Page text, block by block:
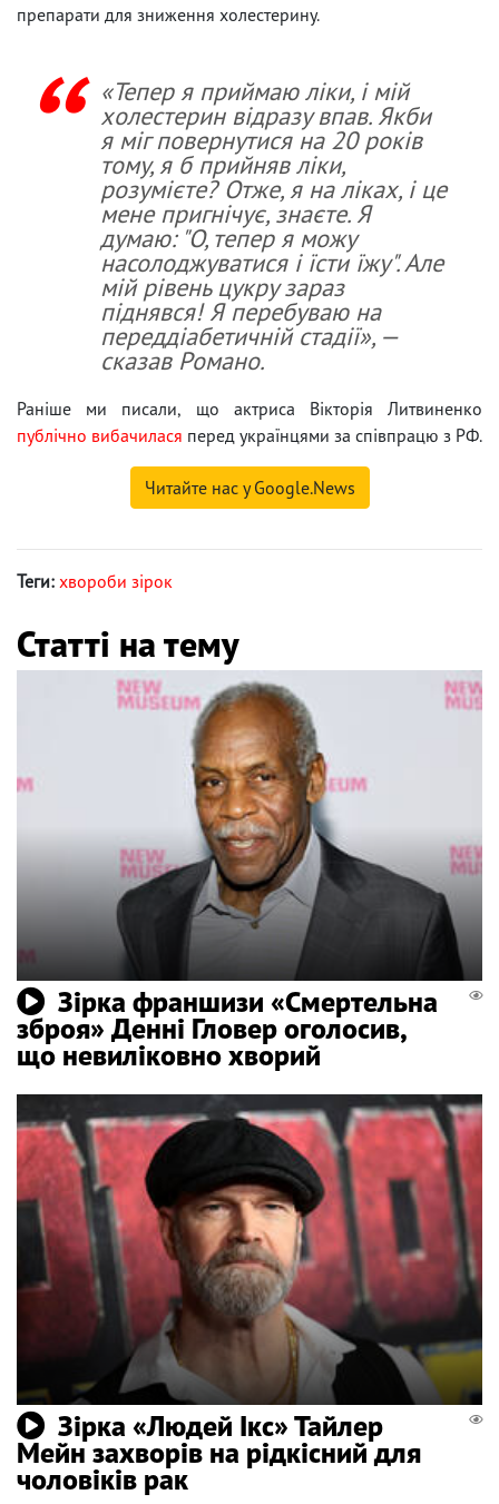
препарати для зниження холестерину.
«Тепер я приймаю ліки, і мій
холестерин відразу впав. Якби
я міг повернутися на 20 років
тому, я б прийняв ліки,
розумієте? Отже, я на ліках, і це
мене пригнічує, знаєте. Я
думаю: "О, тепер я можу
насолоджуватися і їсти їжу". Але
мій рівень цукру зараз
піднявся! Я перебуваю на
переддіабетичній стадії», —
сказав Романо.
Раніше ми писали, що актриса Вікторія Литвиненко
публічно вибачилася перед українцями за співпрацю з РФ.
Читайте нас у Google.News
Теги: хвороби зірок
Статті на тему
Зірка франшизи «Смертельна
зброя» Денні Гловер оголосив,
що невиліковно хворий
Зірка «Людей Ікс» Тайлер
Мейн захворів на рідкісний для
чоловіків рак